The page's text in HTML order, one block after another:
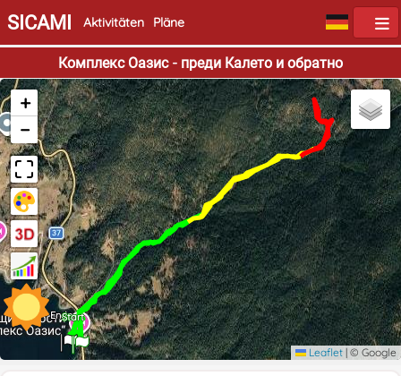
SICAMI Aktivitäten Pläne
Комплекс Оазис - преди Калето и обратно
Start
Ende
+
−
Leaflet | © Google